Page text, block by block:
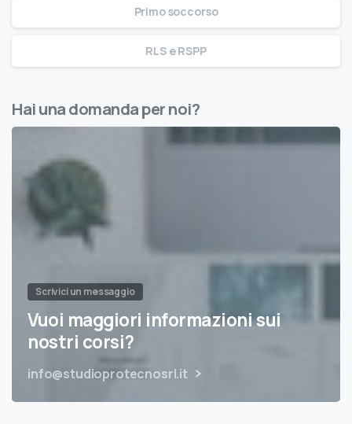
Primo soccorso
RLS e RSPP
Hai una domanda per noi?
Scrivici un messaggio
Vuoi maggiori informazioni sui
nostri corsi?
info@studioprotecnosrl.it